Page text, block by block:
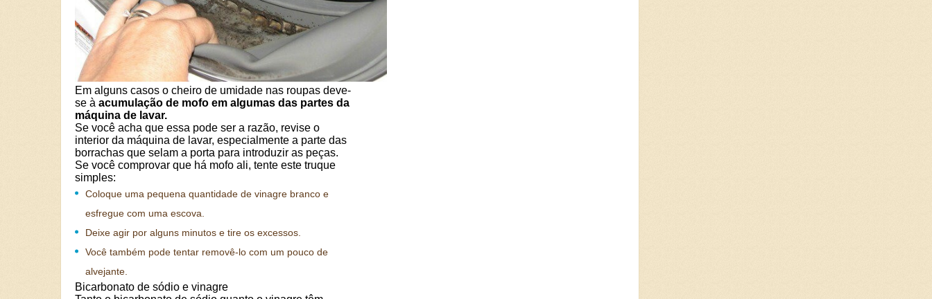
Em alguns casos o cheiro de umidade nas roupas deve-
se à acumulação de mofo em algumas das partes da
máquina de lavar.
Se você acha que essa pode ser a razão, revise o
interior da máquina de lavar, especialmente a parte das
borrachas que selam a porta para introduzir as peças.
Se você comprovar que há mofo ali, tente este truque
simples:
Coloque uma pequena quantidade de vinagre branco e
esfregue com uma escova.
Deixe agir por alguns minutos e tire os excessos.
Você também pode tentar removê-lo com um pouco de
alvejante.
Bicarbonato de sódio e vinagre